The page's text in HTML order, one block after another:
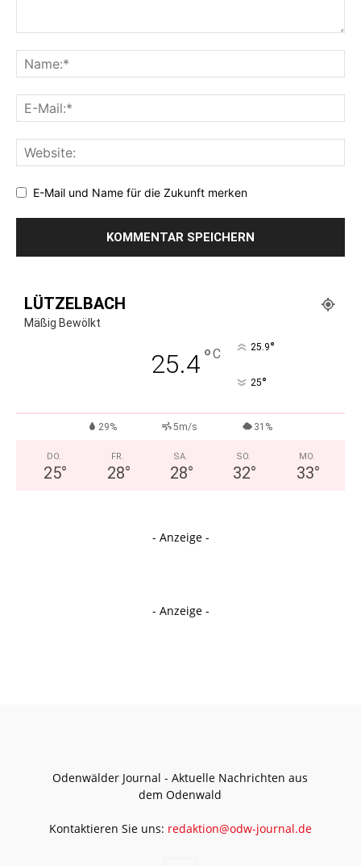
E-Mail und Name für die Zukunft merken
LÜTZELBACH
Mäßig Bewölkt
25.4°C 25.9°
25°
29% 5m/s 31%
DO.
25°
FR.
28°
SA.
28°
SO.
32°
MO.
33°
- Anzeige -
- Anzeige -
Odenwälder Journal - Aktuelle Nachrichten aus
dem Odenwald
Kontaktieren Sie uns: redaktion@odw-journal.de